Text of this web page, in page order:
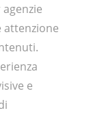
attenzione
e